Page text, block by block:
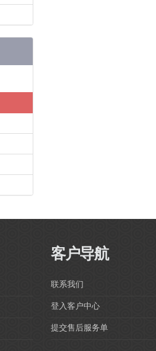
客户导航
联系我们
登入客户中心
提交售后服务单